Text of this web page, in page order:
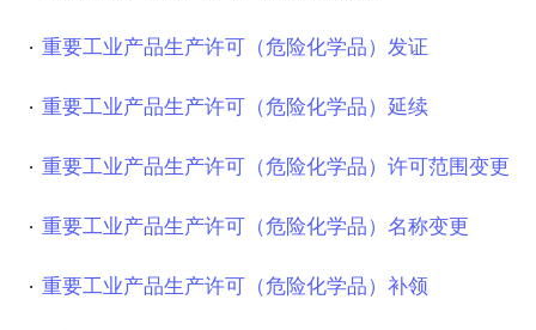
重要工业产品生产许可（危险化学品）发证
重要工业产品生产许可（危险化学品）延续
重要工业产品生产许可（危险化学品）许可范围变更
重要工业产品生产许可（危险化学品）名称变更
重要工业产品生产许可（危险化学品）补领